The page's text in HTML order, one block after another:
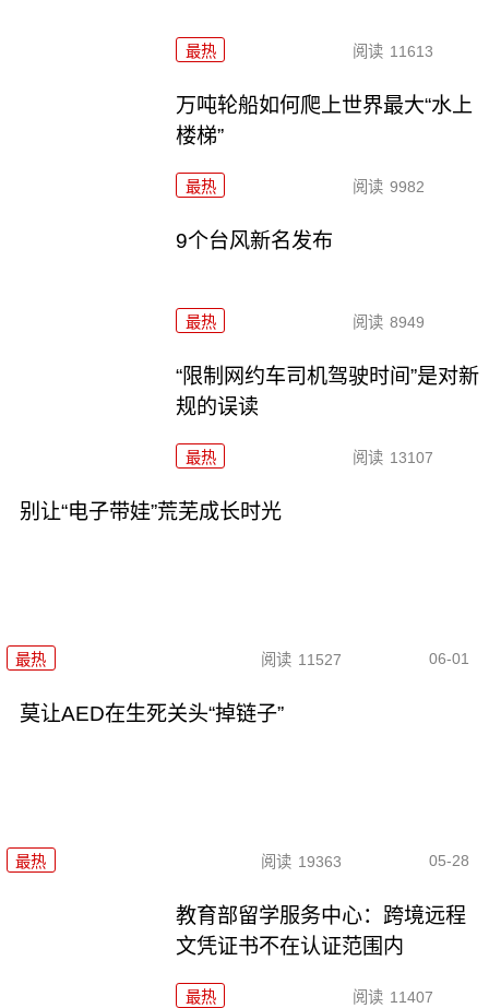
最热 阅读 11613
万吨轮船如何爬上世界最大“水上
楼梯”
最热 阅读 9982
9个台风新名发布
最热 阅读 8949
“限制网约车司机驾驶时间”是对新
规的误读
最热 阅读 13107
别让“电子带娃”荒芜成长时光
最热 阅读 11527 06-01
莫让AED在生死关头“掉链子”
最热 阅读 19363 05-28
教育部留学服务中心：跨境远程
文凭证书不在认证范围内
最热 阅读 11407